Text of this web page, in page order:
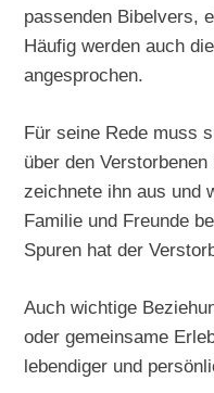
passenden Bibelvers,
Häufig werden auch
angesprochen.
Für seine Rede muss
über den
zeichnete ihn aus und
Familie und Freunde
Spuren hat der
Auch wichtige
oder gemeinsame
lebendiger und